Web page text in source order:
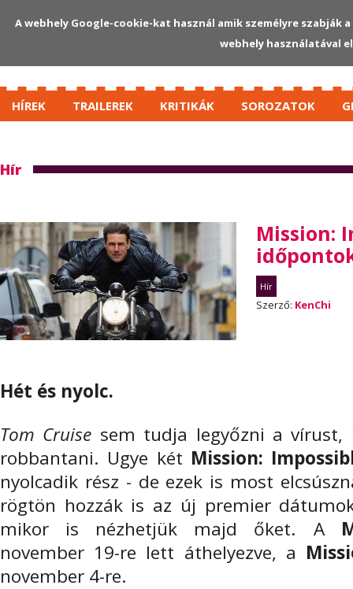
HÍREK TRAILEREK KRITIKÁK SOROZATOK
Hír
Mission:
Hír
Szerző: KenChi
Hét és nyolc.
Tom Cruise sem tudja legyőzni a
robbantani. Ugye két Mission:
nyolcadik rész - de ezek is most
rögtön hozzák is az új premier
mikor is nézhetjük majd őket. A
november 19-re lett áthelyezve, a
november 4-re.
A webhely Google-cookie-kat használ amik személyre
webhely használatával